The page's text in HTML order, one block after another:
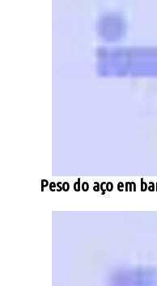
Peso do aço em